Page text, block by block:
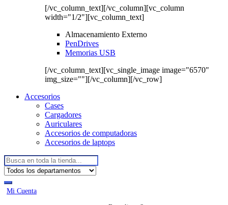
[/vc_column_text][/vc_column][vc_column
width="1/2"][vc_column_text]
Almacenamiento Externo
PenDrives
Memorias USB
[/vc_column_text][vc_single_image image="6570"
img_size=""][/vc_column][/vc_row]
Accesorios
Cases
Cargadores
Auriculares
Accesorios de computadoras
Accesorios de laptops
Buscar:
Mi Cuenta